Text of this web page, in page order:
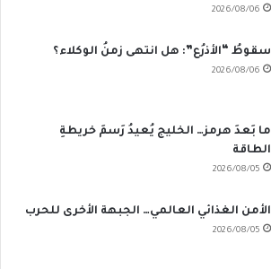
2026/08/06
سقوطُ “الأذرُع”: هل انتهى زمنُ الوكلاء؟
2026/08/06
ما بَعدَ هرمز… الخليج يُعيدُ رَسمَ خريطةِ
الطاقة
2026/08/05
الأمن الغذائي العالمي… الجبهة الأخرى للحرب
2026/08/05